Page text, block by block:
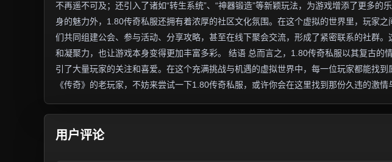
不再遥不可及；还引入了诸如“转生系统”、“神器锻造”等新颖玩法，为游戏增添了更多
身的魅力外，1.80传奇私服还拥有着浓厚的社区文化氛围。在这个虚拟的世界里，玩家
们共同组建公会、参与活动、分享攻略，甚至在线下聚会交流，形成了紧密联系的社群
和凝聚力，也让游戏本身变得更加丰富多彩。 结语 总而言之，1.80传奇私服以其复古的
引了大量玩家的关注和喜爱。在这个充满挑战与机遇的虚拟世界中，每一位玩家都能找
《传奇》的老玩家，不妨来尝试一下1.80传奇私服，或许你会在这里找到那份久违的激情
用户评论